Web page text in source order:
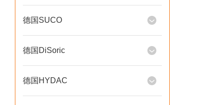
德国SUCO
德国DiSoric
德国HYDAC